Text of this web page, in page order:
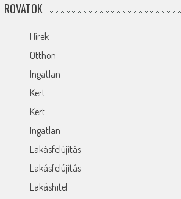
ROVATOK
Hírek
Otthon
Ingatlan
Kert
Kert
Ingatlan
Lakásfelújítás
Lakásfelújítás
Lakáshitel